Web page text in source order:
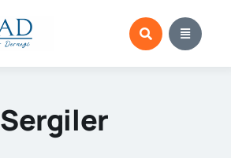
Sergiler